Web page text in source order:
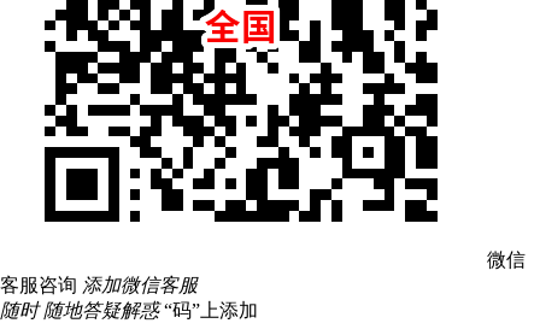
微信
客服咨询 添加微信客服
随时 随地答疑解惑 “码”上添加